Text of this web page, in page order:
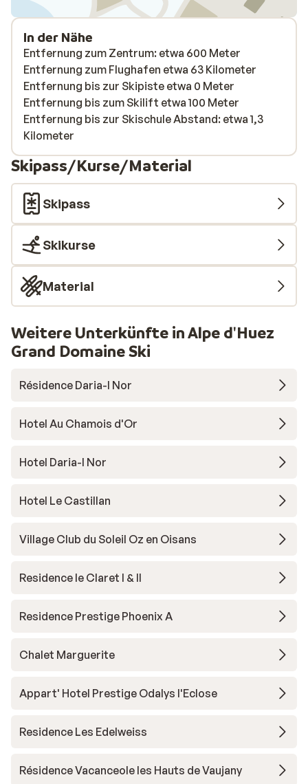
In der Nähe
Entfernung zum Zentrum: etwa 600 Meter
Entfernung zum Flughafen etwa 63 Kilometer
Entfernung bis zur Skipiste etwa 0 Meter
Entfernung bis zum Skilift etwa 100 Meter
Entfernung bis zur Skischule Abstand: etwa 1,3
Kilometer
Skipass/Kurse/Material
Skipass
Skikurse
Material
Weitere Unterkünfte in Alpe d'Huez
Grand Domaine Ski
Résidence Daria-I Nor
Hotel Au Chamois d'Or
Hotel Daria-I Nor
Hotel Le Castillan
Village Club du Soleil Oz en Oisans
Residence le Claret I & II
Residence Prestige Phoenix A
Chalet Marguerite
Appart' Hotel Prestige Odalys l'Eclose
Residence Les Edelweiss
Résidence Vacanceole les Hauts de Vaujany